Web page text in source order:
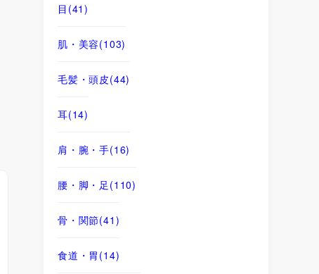
目 (41)
肌・美容(103)
毛髪・頭皮(44)
耳(14)
肩・腕・手(16)
腰・脚・足 (110)
骨・関節(41)
食道・胃 (14)